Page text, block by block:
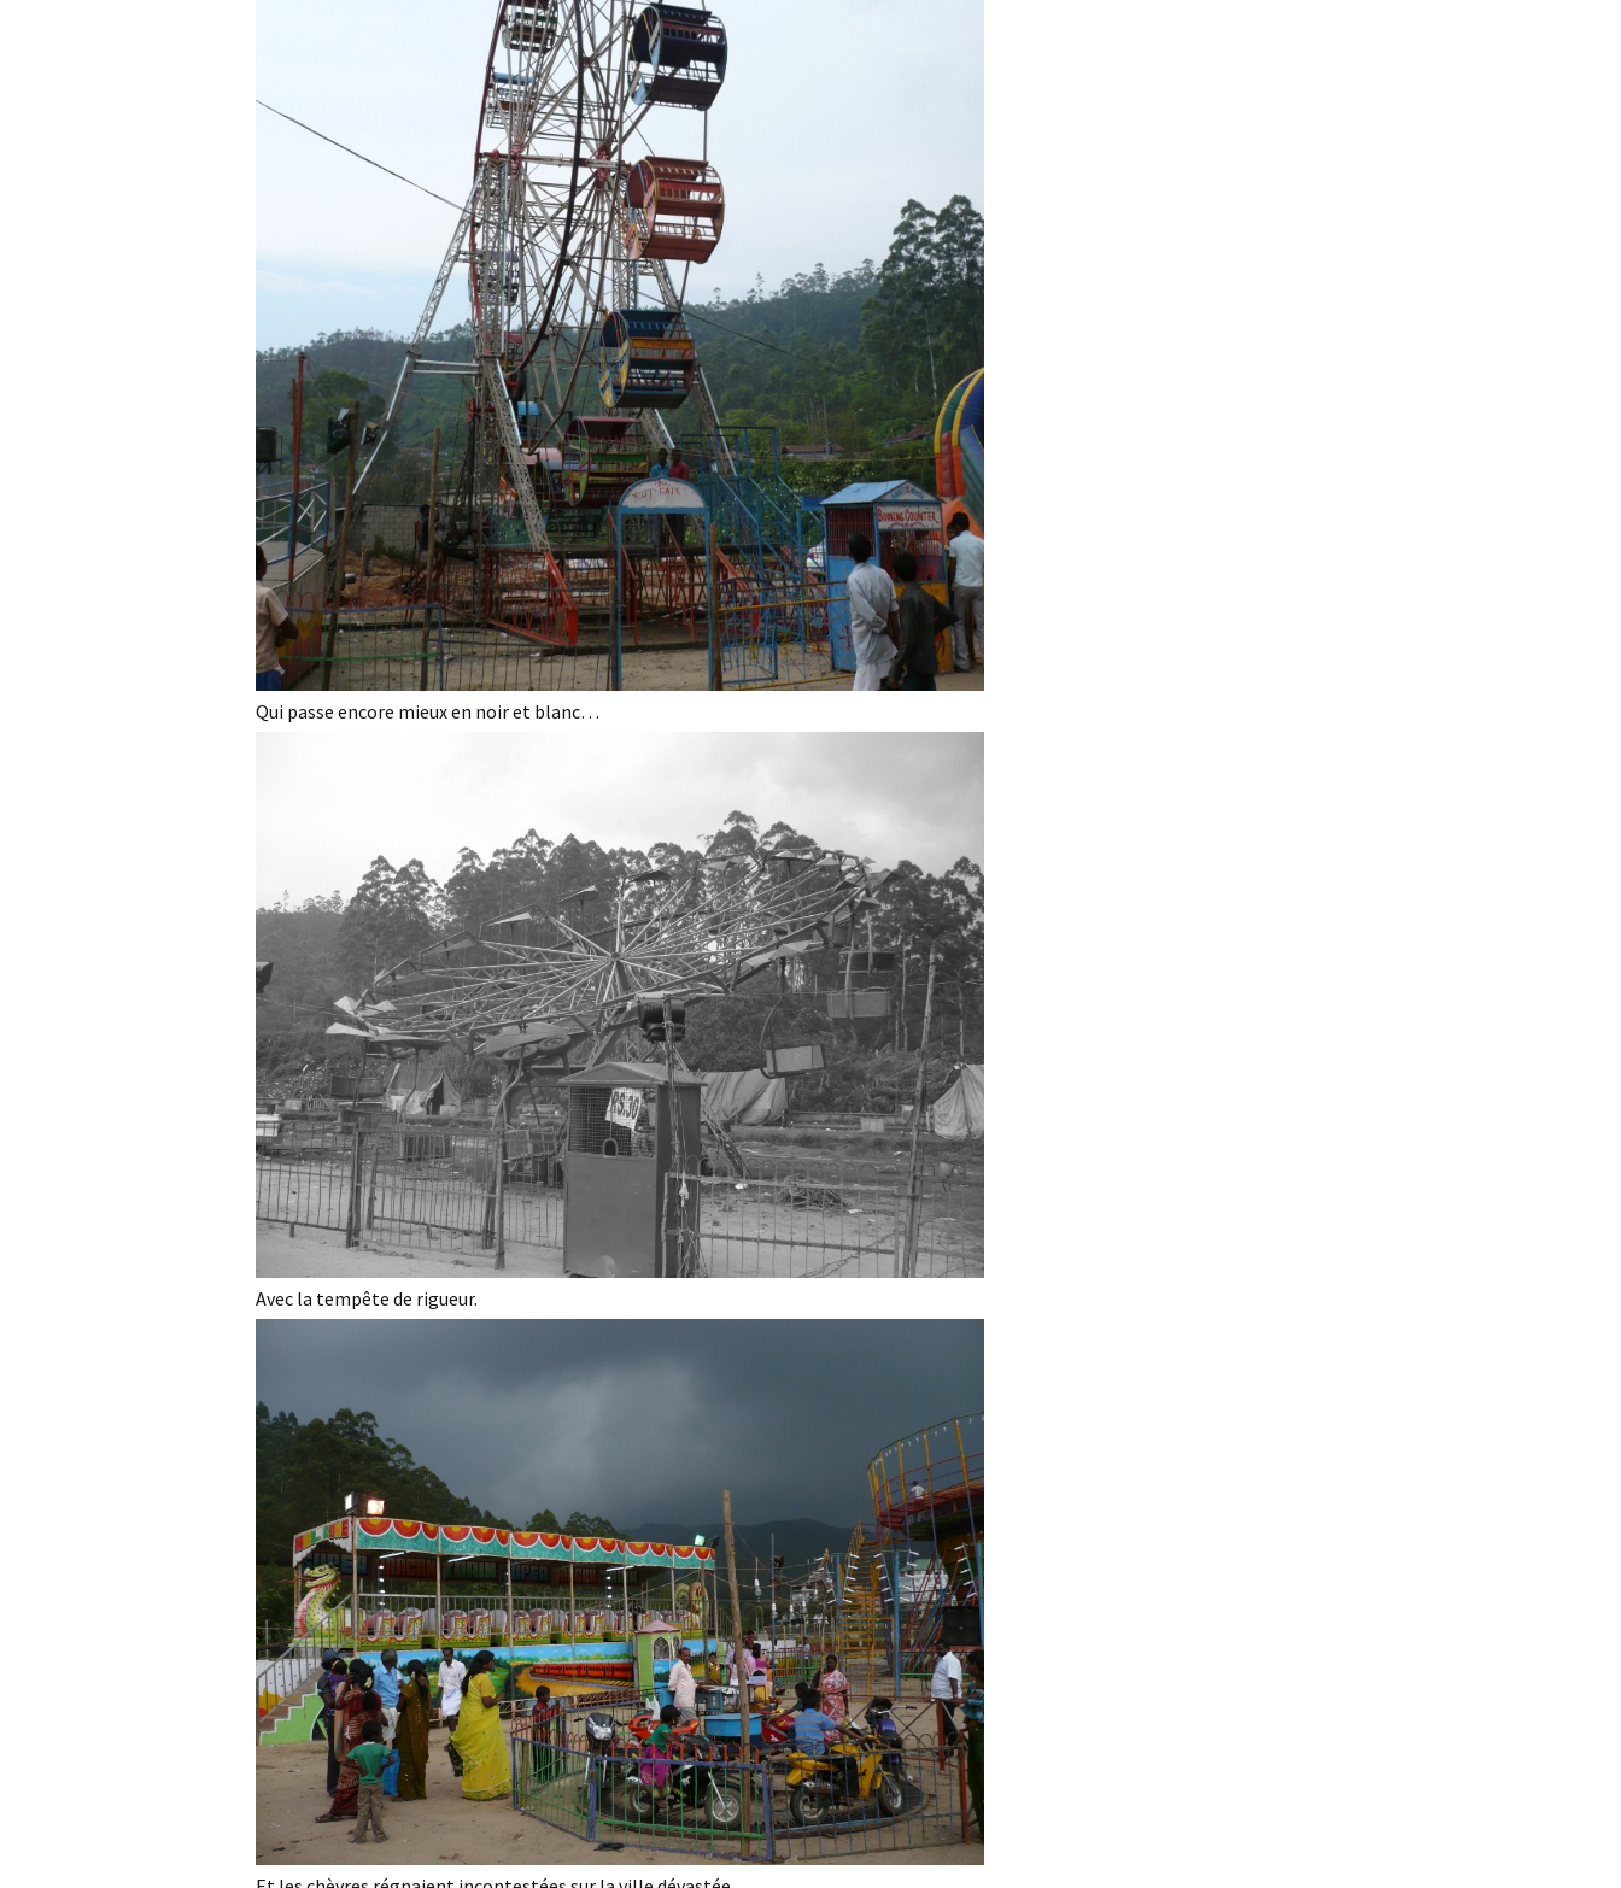
Qui passe encore mieux en noir et blanc…
Avec la tempête de rigueur.